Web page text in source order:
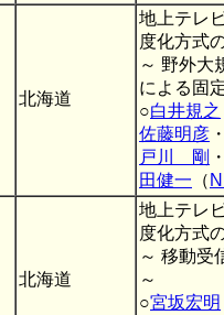
北海道
地上テレ
度化方式
～ 野外大
による固
○白井規之
佐藤明彦
戸川 剛
田健一 （
北海道
地上テレ
度化方式
～ 移動受
～
○宮坂宏明